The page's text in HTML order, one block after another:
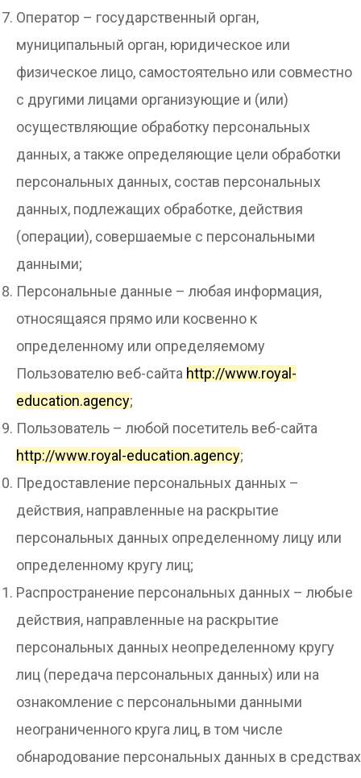
Оператор – государственный орган,
муниципальный орган, юридическое или
физическое лицо, самостоятельно или совместно
с другими лицами организующие и (или)
осуществляющие обработку персональных
данных, а также определяющие цели обработки
персональных данных, состав персональных
данных, подлежащих обработке, действия
(операции), совершаемые с персональными
данными;
Персональные данные – любая информация,
относящаяся прямо или косвенно к
определенному или определяемому
Пользователю веб-сайта http://www.royal-
education.agency;
Пользователь – любой посетитель веб-сайта
http://www.royal-education.agency;
Предоставление персональных данных –
действия, направленные на раскрытие
персональных данных определенному лицу или
определенному кругу лиц;
Распространение персональных данных – любые
действия, направленные на раскрытие
персональных данных неопределенному кругу
лиц (передача персональных данных) или на
ознакомление с персональными данными
неограниченного круга лиц, в том числе
обнародование персональных данных в средствах